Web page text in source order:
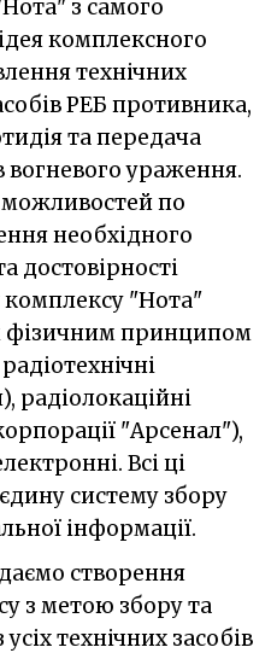
з самого
комплексного
технічних
РЕБ противника,
та передача
вогневого ураження.
по
необхідного
достовірності
комплексу "Нота"
фізичним принципом
радіолокаційні
"Арсенал"),
Всі ці
систему збору
інформації.
створення
з метою збору та
технічних засобів